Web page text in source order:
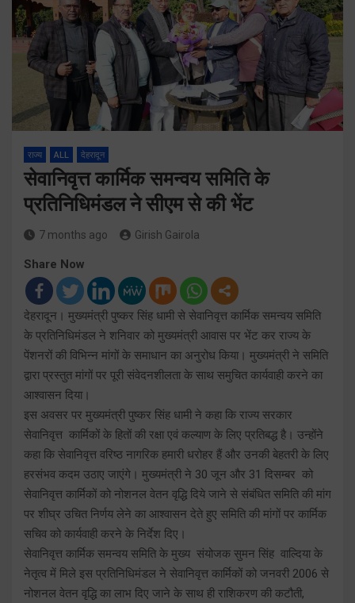
राज्य ALL देहरादून
सेवानिवृत्त कार्मिक समन्वय समिति के
प्रतिनिधिमंडल ने सीएम से की भेंट
7 months ago Girish Gairola
Share Now
देहरादून। मुख्यमंत्री पुष्कर सिंह धामी से सेवानिवृत्त कार्मिक समन्वय समिति
के प्रतिनिधिमंडल ने शनिवार को मुख्यमंत्री आवास पर भेंट कर राज्य के
पेंशनरों की विभिन्न मांगों के समाधान का अनुरोध किया। मुख्यमंत्री ने समिति
द्वारा प्रस्तुत मांगों पर पूरी संवेदनशीलता के साथ समुचित कार्यवाही करने का
आश्वासन दिया।
इस अवसर पर मुख्यमंत्री पुष्कर सिंह धामी ने कहा कि राज्य सरकार
सेवानिवृत्त कार्मिकों के हितों की रक्षा एवं कल्याण के लिए प्रतिबद्ध है। उन्होंने
कहा कि सेवानिवृत्त वरिष्ठ नागरिक हमारी धरोहर हैं और उनकी बेहतरी के लिए
हरसंभव कदम उठाए जाएंगे। मुख्यमंत्री ने 30 जून और 31 दिसम्बर को
सेवानिवृत्त कार्मिकों को नोशनल वेतन वृद्धि दिये जाने से संबंधित समिति की मांग
पर शीघ्र उचित निर्णय लेने का आश्वासन देते हुए समिति की मांगों पर कार्मिक
सचिव को कार्यवाही करने के निर्देश दिए।
सेवानिवृत्त कार्मिक समन्वय समिति के मुख्य संयोजक सुमन सिंह वाल्दिया के
नेतृत्व में मिले इस प्रतिनिधिमंडल ने सेवानिवृत्त कार्मिकों को जनवरी 2006 से
नोशनल वेतन वृद्धि का लाभ दिए जाने के साथ ही राशिकरण की कटौती,